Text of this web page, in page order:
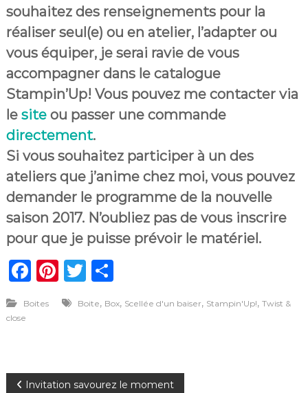
souhaitez des renseignements pour la
réaliser seul(e) ou en atelier, l’adapter ou
vous équiper, je serai ravie de vous
accompagner dans le catalogue
Stampin’Up! Vous pouvez me contacter via
le siteou passer une commande
directement.
Si vous souhaitez participer à un des
ateliers que j’anime chez moi, vous pouvez
demander le programme de la nouvelle
saison 2017. N’oubliez pas de vous inscrire
pour que je puisse prévoir le matériel.
F
c
o
Pi
n
te
T
it
P
ta
Boites Boite, Box, Scellée d'un baiser, Stampin'Up!, Twist &
close
N Invitation savourez le moment